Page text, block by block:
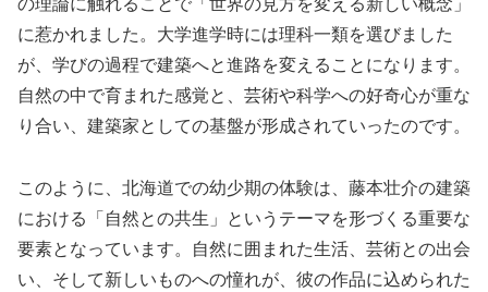
に惹かれました。大学進学時には理科一類を選びました
が、学びの過程で建築へと進路を変えることになります。
自然の中で育まれた感覚と、芸術や科学への好奇心が重な
り合い、建築家としての基盤が形成されていったのです。
このように、北海道での幼少期の体験は、藤本壮介の建築
における「自然との共生」というテーマを形づくる重要な
要素となっています。自然に囲まれた生活、芸術との出会
い、そして新しいものへの憧れが、彼の作品に込められた